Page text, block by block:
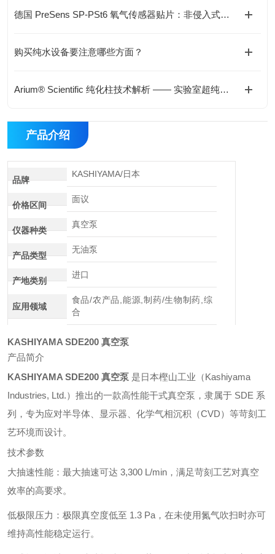
德国 PreSens SP-PSt6 氧气传感器贴片：非侵入式溶氧监测的技术与应用指南
购买纯水设备要注意哪些方面？
Arium® Scientific 纯化柱技术解析 —— 实验室超纯水系统的关键耗材
产品介绍
品牌
KASHIYAMA/日本
价格区间
面议
仪器种类
真空泵
产品类型
无油泵
产地类别
进口
应用领域
食品/农产品,能源,制药/生物制药,综
合
KASHIYAMA SDE200 真空泵
产品简介
KASHIYAMA SDE200 真空泵 是日本樫山工业（Kashiyama
Industries, Ltd.）推出的一款高性能干式真空泵，隶属于 SDE 系
列，专为应对半导体、显示器、化学气相沉积（CVD）等苛刻工
艺环境而设计。
技术参数
大抽速性能：最大抽速可达 3,300 L/min，满足苛刻工艺对真空
效率的高要求。
低极限压力：极限真空度低至 1.3 Pa，在未使用氮气吹扫时亦可
维持高性能稳定运行。